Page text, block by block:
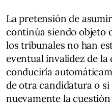
La pretensión de
continúa siendo objeto
los tribunales no han
eventual invalidez de
conduciría
de otra candidatura o
nuevamente la